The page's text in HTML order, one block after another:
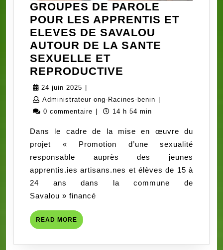
GROUPES DE PAROLE
POUR LES APPRENTIS ET
ELEVES DE SAVALOU
AUTOUR DE LA SANTE
SEXUELLE ET
REPRODUCTIVE
PAROLE
POUR
APPRENTIS
ET
ELEVES
DE
SAVALOU
24 juin 2025 24
juin
2025
Administrateur ong-Racines-benin Administrateur
benin
0 commentaire
14 h 54 min
Dans le cadre de la mise en œuvre du
projet « Promotion d’une sexualité
responsable auprès des jeunes
apprentis.ies artisans.nes et élèves de 15 à
24 ans dans la commune de
Savalou » financé
READ MORE READ
MORE